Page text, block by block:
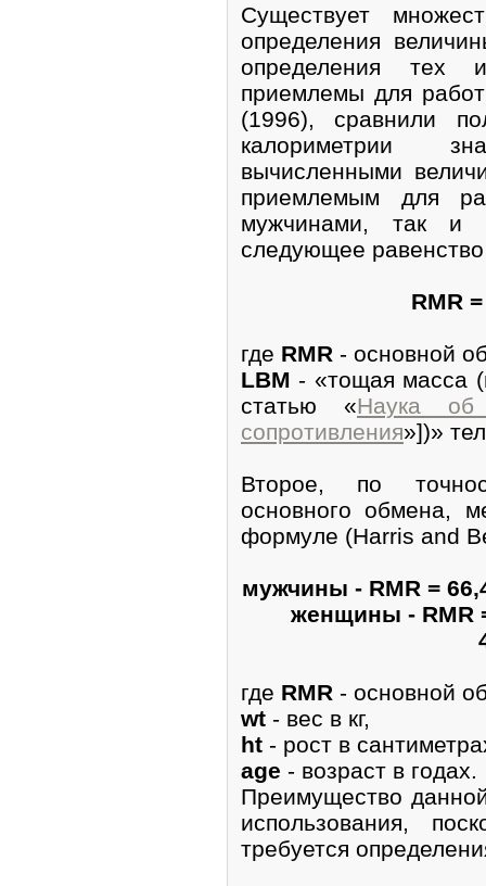
Существует
определения
определения тех
приемлемы для
(1996), сравнили
калориметрии
вычисленными
приемлемым для
мужчинами, так и
следующее
RMR
где RMR - основной
LBM - «тощая масса
статью «Наука об
сопротивления»])»
Второе, по
основного обмена,
формуле (Harris and
мужчины - RMR =
женщины - RMR
где RMR - основной
wt - вес в кг,
ht - рост в
age - возраст в годах.
Преимущество
использования,
требуется